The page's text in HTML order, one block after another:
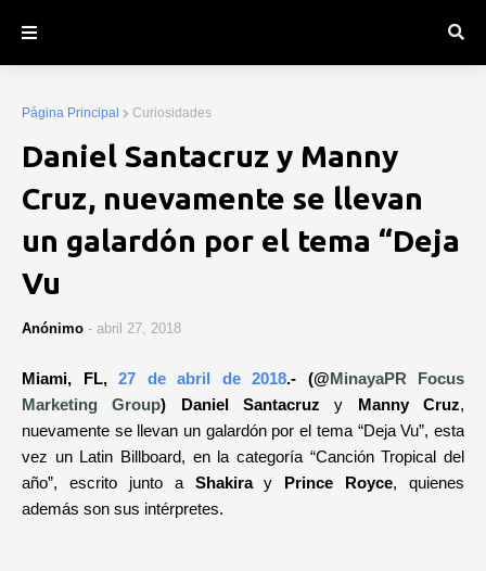
Página Principal Curiosidades
Daniel Santacruz y Manny
Cruz, nuevamente se llevan
un galardón por el tema “Deja
Vu
Anónimo - abril 27, 2018
Miami, FL, 27 de abril de 2018.- (@MinayaPR
Focus
Marketing Group) Daniel Santacruz y Manny Cruz,
nuevamente se llevan un galardón por el tema “Deja Vu”, esta
vez un Latin Billboard, en la categoría “Canción Tropical del
año”, escrito junto a Shakiray Prince Royce, quienes
además son sus intérpretes.